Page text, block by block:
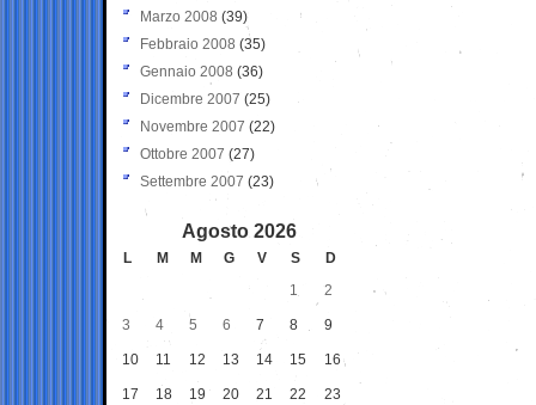
Marzo 2008 (39)
Febbraio 2008 (35)
Gennaio 2008 (36)
Dicembre 2007 (25)
Novembre 2007 (22)
Ottobre 2007 (27)
Settembre 2007 (23)
Agosto 2026
L M M G V S
D
1
2
3 4 5 6 7 8 9
10 11 12 13 14 15 16
17 18 19 20 21 22 23